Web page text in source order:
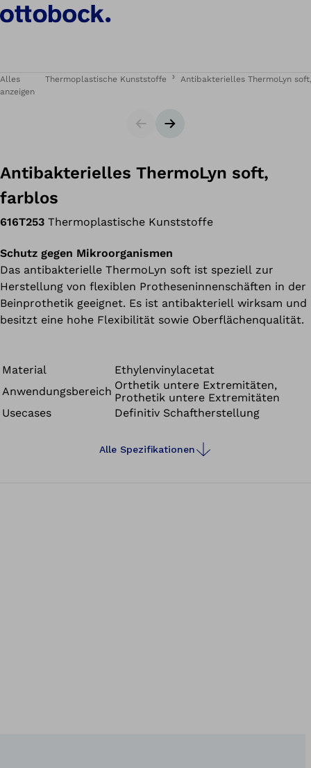
Alles
anzeigen
Thermoplastische Kunststoffe Antibakterielles ThermoLyn
SliderNächster Slide
Antibakterielles ThermoLyn soft,
farblos
616T253 Thermoplastische Kunststoffe
Schutz gegen Mikroorganismen
Das antibakterielle ThermoLyn soft ist speziell zur
Herstellung von flexiblen Protheseninnenschäften in der
Beinprothetik geeignet. Es ist antibakteriell wirksam und
besitzt eine hohe Flexibilität sowie Oberflächenqualität.
Material
Ethylenvinylacetat
Anwendungsbereich Orthetik untere Extremitäten,
Prothetik untere Extremitäten
Usecases
Definitiv Schaftherstellung
Alle Spezifikationen